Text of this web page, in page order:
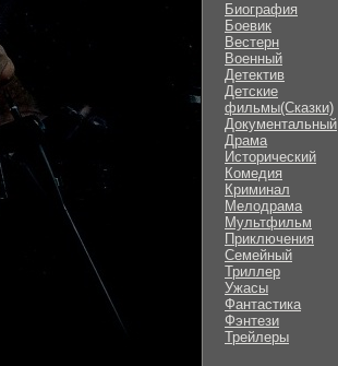
Биография
Боевик
Вестерн
Военный
Детектив
Детские
фильмы(Сказки)
Документальный
Драма
Исторический
Комедия
Криминал
Мелодрама
Мультфильм
Приключения
Семейный
Триллер
Ужасы
Фантастика
Фэнтези
Трейлеры